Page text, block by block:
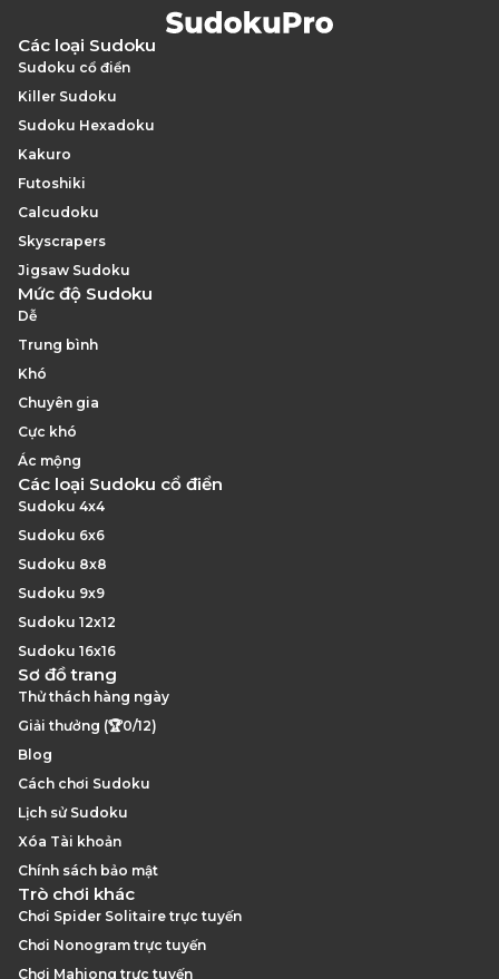
Các loại Sudoku
Sudoku cổ điển
Killer Sudoku
Sudoku Hexadoku
Kakuro
Futoshiki
Calcudoku
Skyscrapers
Jigsaw Sudoku
Mức độ Sudoku
Dễ
Trung bình
Khó
Chuyên gia
Cực khó
Ác mộng
Các loại Sudoku cổ điển
Sudoku 4x4
Sudoku 6x6
Sudoku 8x8
Sudoku 9x9
Sudoku 12x12
Sudoku 16x16
Sơ đồ trang
Thử thách hàng ngày
Giải thưởng (🏆0/12)
Blog
Cách chơi Sudoku
Lịch sử Sudoku
Xóa Tài khoản
Chính sách bảo mật
Trò chơi khác
Chơi Spider Solitaire trực tuyến
Chơi Nonogram trực tuyến
Chơi Mahjong trực tuyến